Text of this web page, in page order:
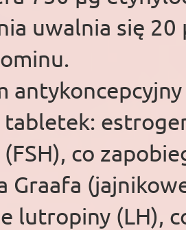
uwalnia się
tabletek:
co
Graafa
lutropiny (LH),